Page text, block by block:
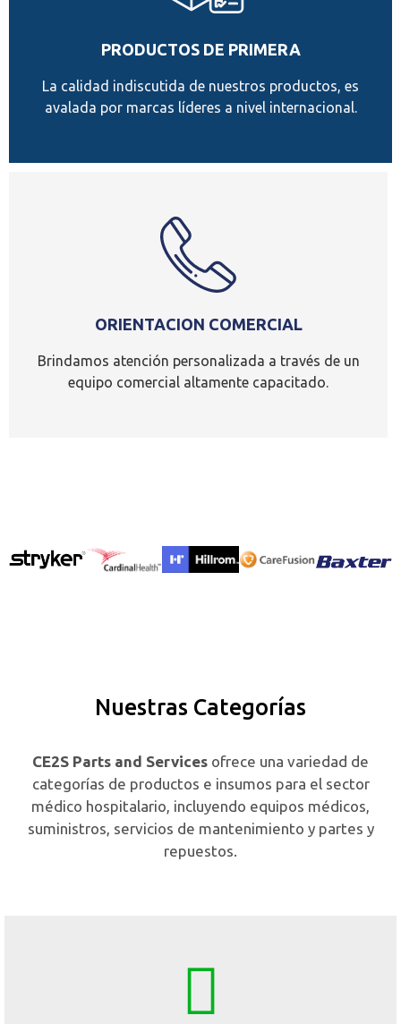
PRODUCTOS DE PRIMERA
La calidad indiscutida de nuestros productos, es
avalada por marcas líderes a nivel internacional.
ORIENTACION COMERCIAL
Brindamos atención personalizada a través de un
equipo comercial altamente capacitado.
Nuestras Categorías
CE2S Parts and Services ofrece una variedad de
categorías de productos e insumos para el sector
médico hospitalario, incluyendo equipos médicos,
suministros, servicios de mantenimiento y partes y
repuestos.